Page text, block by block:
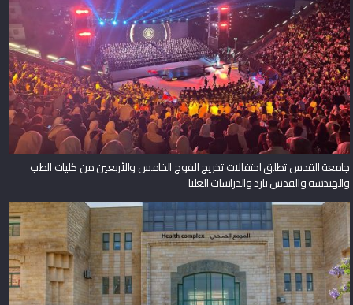
جامعة القدس تطلق احتفالات تخريج الفوج الخامس والأربعين من كليات الطب
والهندسة والقدس بارد والدراسات العليا